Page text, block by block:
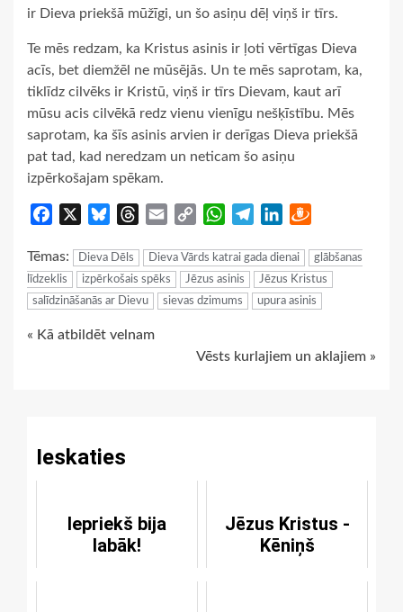
ir Dieva priekšā mūžīgi, un šo asiņu dēļ viņš ir tīrs.
Te mēs redzam, ka Kristus asinis ir ļoti vērtīgas Dieva
acīs, bet diemžēl ne mūsējās. Un te mēs saprotam, ka,
tiklīdz cilvēks ir Kristū, viņš ir tīrs Dievam, kaut arī
mūsu acis cilvēkā redz vienu vienīgu nešķīstību. Mēs
saprotam, ka šīs asinis arvien ir derīgas Dieva priekšā
pat tad, kad neredzam un neticam šo asiņu
izpērkošajam spēkam.
Facebook BlueskyThreads
Email
Copy
WhatsApp
TelegramLinkedIn
Tēmas: Dieva Dēls Dieva Vārds katrai gada dienai
glābšanas
līdzeklis
izpērkošais spēks Jēzus asinis
Jēzus Kristus
salīdzināšanās ar Dievu
sievas dzimums upura asinis
Continue
« Kā atbildēt velnam
Vēsts kurlajiem un aklajiem »
Ieskaties
Iepriekš bija
labāk!
Jēzus Kristus -
Kēniņš